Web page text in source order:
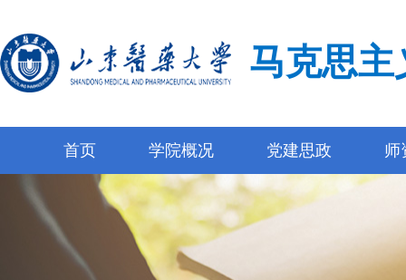
马克思主
首页 学院概况 党建思政 师